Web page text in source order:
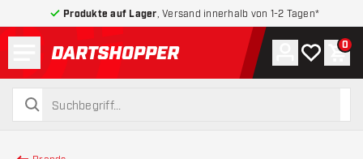
Produkte auf Lager , Versand innerhalb von 1-2 Tagen*
zurück zur Startseite
suchen
suchen
Konto
Meine 0